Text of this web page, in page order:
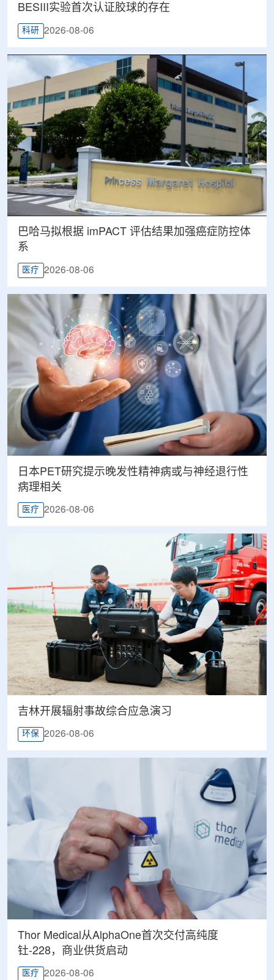
BESIII实验首次认证胶球的存在
科研 2026-08-06
巴哈马拟根据 imPACT 评估结果加强癌症防控体
系
医疗 2026-08-06
日本PET研究提示晚发性精神病或与神经退行性
病理相关
医疗 2026-08-06
吉林开展辐射事故综合应急演习
环保 2026-08-06
Thor Medical从AlphaOne首次交付高纯度
钍-228，商业供货启动
医疗 2026-08-06